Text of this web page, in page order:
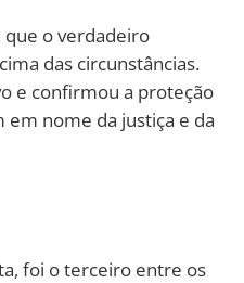
que o verdadeiro
das circunstâncias.
e confirmou a proteção
em nome da justiça e da
foi o terceiro entre os